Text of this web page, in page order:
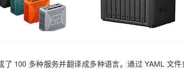
100 多种服务并翻译成多种语言。通过 YAML 文件